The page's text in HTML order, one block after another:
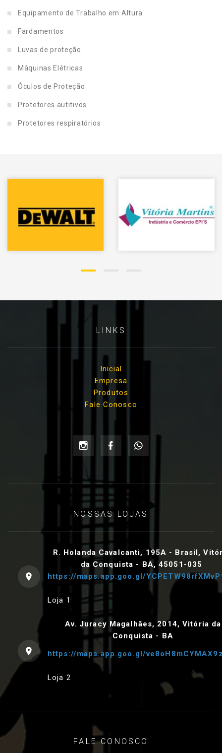
Equipamento de Trabalho em Altura
Fardamentos
Luvas de proteção
Máquinas Elétricas
Óculos de Proteção
Protetores autitivos
Protetores respiratórios
LINKS
Inicial
Empresa
Produtos
Fale Conosco
NOSSAS LOJAS
R. Holanda Cavalcanti, 195A - Brasil,
da Conquista - BA, 45051-035
https://maps.app.goo.gl/
Loja 1
Av. Juracy Magalhães, 2014, Vitória da
Conquista - BA
https://maps.app.goo.gl/
Loja 2
FALE CONOSCO